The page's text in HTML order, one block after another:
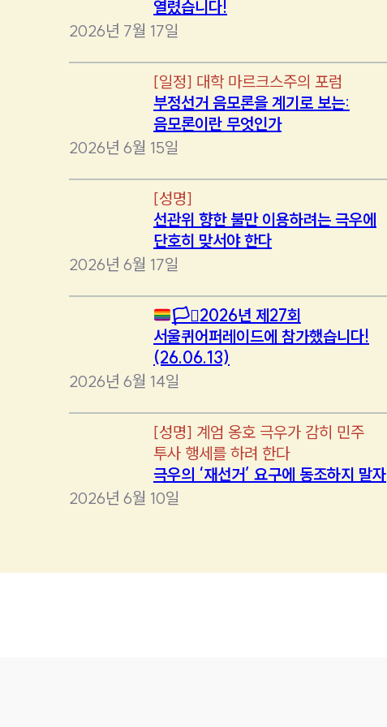
열렸습니다!
2026년 7월 17일
[일정] 대학 마르크스주의 포럼
부정선거 음모론을 계기로 보는:
음모론이란 무엇인가
2026년 6월 15일
[성명]
선관위 향한 불만 이용하려는 극우에
단호히 맞서야 한다
2026년 6월 17일
🏳️‍⚧️2026년 제27회
서울퀴어퍼레이드에 참가했습니다!
(26.06.13)
2026년 6월 14일
[성명] 계엄 옹호 극우가 감히 민주
투사 행세를 하려 한다
극우의 ‘재선거’ 요구에 동조하지 말자
2026년 6월 10일